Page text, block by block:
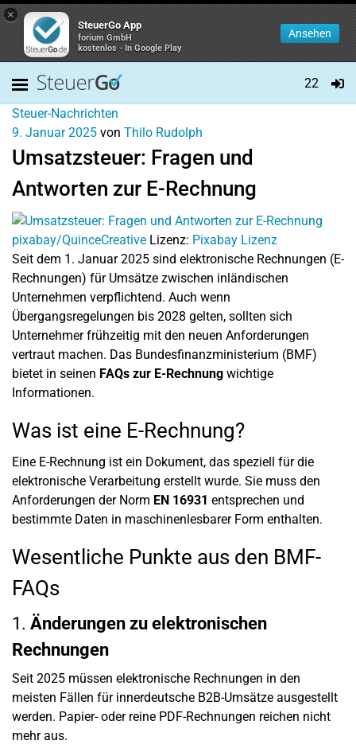
×
SteuerGo App
forium GmbH
kostenlos - In Google Play
Ansehen
22
Steuer-Nachrichten
9. Januar 2025 von Thilo Rudolph
Umsatzsteuer: Fragen und
Antworten zur E-Rechnung
pixabay/QuinceCreative Lizenz: Pixabay Lizenz
Seit dem 1. Januar 2025 sind elektronische Rechnungen (E-
Rechnungen) für Umsätze zwischen inländischen
Unternehmen verpflichtend. Auch wenn
Übergangsregelungen bis 2028 gelten, sollten sich
Unternehmer frühzeitig mit den neuen Anforderungen
vertraut machen. Das Bundesfinanzministerium (BMF)
bietet in seinen FAQs zur E-Rechnung wichtige
Informationen.
Was ist eine E-Rechnung?
Eine E-Rechnung ist ein Dokument, das speziell für die
elektronische Verarbeitung erstellt wurde. Sie muss den
Anforderungen der Norm EN 16931 entsprechen und
bestimmte Daten in maschinenlesbarer Form enthalten.
Wesentliche Punkte aus den BMF-
FAQs
1. Änderungen zu elektronischen
Rechnungen
Seit 2025 müssen elektronische Rechnungen in den
meisten Fällen für innerdeutsche B2B-Umsätze ausgestellt
werden. Papier- oder reine PDF-Rechnungen reichen nicht
mehr aus.